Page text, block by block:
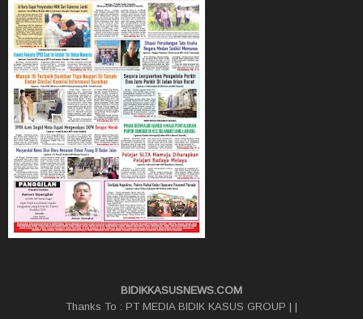
BIDIKKASUSNEWS.COM
Thanks To : PT MEDIA BIDIK KASUS GROUP | |